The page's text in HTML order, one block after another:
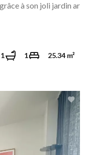
à son joli jardin ar
25.34 m²
1
1